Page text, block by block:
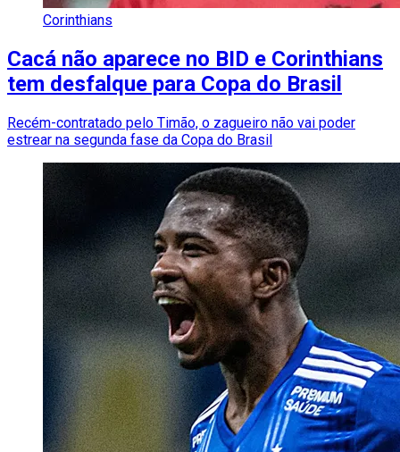
Corinthians
Cacá não aparece no BID e Corinthians
tem desfalque para Copa do Brasil
Recém-contratado pelo Timão, o zagueiro não vai poder
estrear na segunda fase da Copa do Brasil